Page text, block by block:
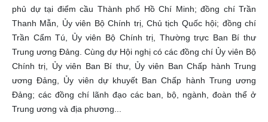
phủ dự tại điểm cầu Thành phố Hồ Chí Minh; đồng chí Trần
Thanh Mẫn, Ủy viên Bộ Chính trị, Chủ tịch Quốc hội; đồng chí
Trần Cẩm Tú, Ủy viên Bộ Chính trị, Thường trực Ban Bí thư
Trung ương Đảng. Cùng dự Hội nghị có các đồng chí Ủy viên Bộ
Chính trị, Ủy viên Ban Bí thư, Ủy viên Ban Chấp hành Trung
ương Đảng, Ủy viên dự khuyết Ban Chấp hành Trung ương
Đảng; các đồng chí lãnh đạo các ban, bộ, ngành, đoàn thể ở
Trung ương và địa phương...